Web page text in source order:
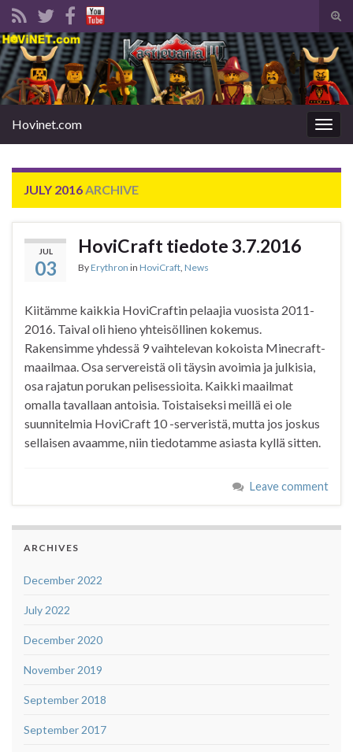
Search for:
Hovinet.com
JULY 2016ARCHIVE
JUL
03
HoviCraft tiedote 3.7.2016
ByErythron in HoviCraft, News
Kiitämme kaikkia HoviCraftin pelaajia vuosista 2011-
2016. Taival oli hieno yhteisöllinen kokemus.
Rakensimme yhdessä 9 vaihtelevan kokoista Minecraft-
maailmaa. Osa servereistä oli täysin avoimia ja julkisia,
osa rajatun porukan pelisessioita. Kaikki maailmat
omalla tavallaan antoisia. Toistaiseksi meillä ei ole
suunnitelmia HoviCraft 10 -serveristä, mutta jos joskus
sellaisen avaamme, niin tiedotamme asiasta kyllä sitten.
Leave comment
ARCHIVES
December 2022
July 2022
December 2020
November 2019
September 2018
September 2017